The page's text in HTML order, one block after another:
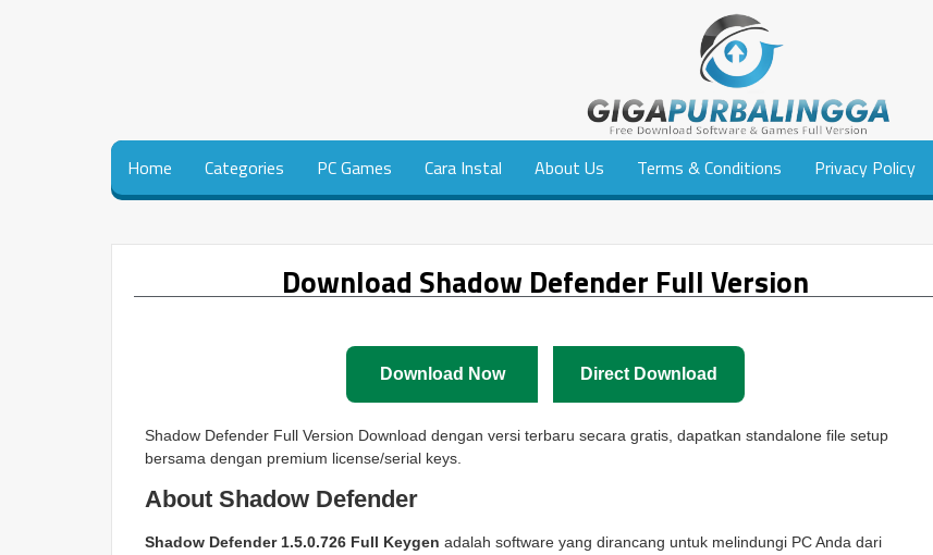
Home Categories PC Games Cara Instal About Us Terms & Conditions Privacy Policy
Download Shadow Defender Full Version
Download Now Direct Download
Shadow Defender Full Version Download dengan versi terbaru secara gratis, dapatkan standalone file setup
bersama dengan premium license/serial keys.
About Shadow Defender
Shadow Defender 1.5.0.726 Full Keygen adalah software yang dirancang untuk melindungi PC Anda dari